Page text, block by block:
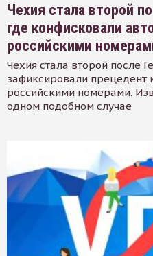
Чехия стала второй
где конфисковали
российскими
Чехия стала второй после
зафиксировали прецедент
российскими номерами.
одном подобном случае